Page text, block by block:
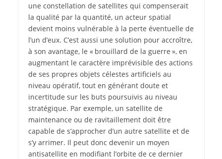
une constellation de satellites qui compenserait
la qualité par la quantité, un acteur spatial
devient moins vulnérable à la perte éventuelle de
l’un d’eux. C’est aussi une solution pour accroître,
à son avantage, le « brouillard de la guerre », en
augmentant le caractère imprévisible des actions
de ses propres objets célestes artificiels au
niveau opératif, tout en générant doute et
incertitude sur les buts poursuivis au niveau
stratégique. Par exemple, un satellite de
maintenance ou de ravitaillement doit être
capable de s’approcher d’un autre satellite et de
s’y arrimer. Il peut donc devenir un moyen
antisatellite en modifiant l’orbite de ce dernier